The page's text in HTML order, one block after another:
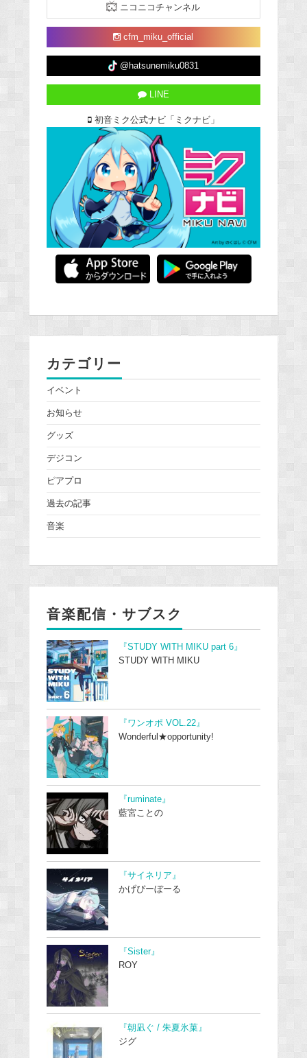
ニコニコチャンネル
cfm_miku_official
@hatsunemiku0831
LINE
初音ミク公式ナビ「ミクナビ」
カテゴリー
イベント
お知らせ
グッズ
デジコン
ピアプロ
過去の記事
音楽
音楽配信・サブスク
『STUDY WITH MIKU part 6』
STUDY WITH MIKU
『ワンオポ VOL.22』
Wonderful★opportunity!
『ruminate』
藍宮ことの
『サイネリア』
かげぴーぼーる
『Sister』
ROY
『朝凪ぐ / 朱夏氷菓』
ジグ